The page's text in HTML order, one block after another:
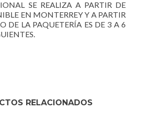
SE REALIZA A PARTIR DE
EN MONTERREY Y A PARTIR
DE LA PAQUETERÍA ES DE 3 A 6
RELACIONADOS